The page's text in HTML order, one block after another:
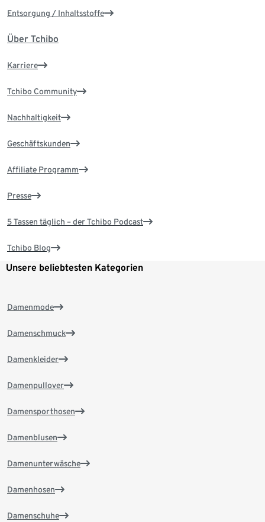
Entsorgung / Inhaltsstoffe
Über Tchibo
Karriere
Tchibo Community
Nachhaltigkeit
Geschäftskunden
Affiliate Programm
Presse
5 Tassen täglich – der Tchibo Podcast
Tchibo Blog
Unsere beliebtesten Kategorien
Damenmode
Damenschmuck
Damenkleider
Damenpullover
Damensporthosen
Damenblusen
Damenunterwäsche
Damenhosen
Damenschuhe